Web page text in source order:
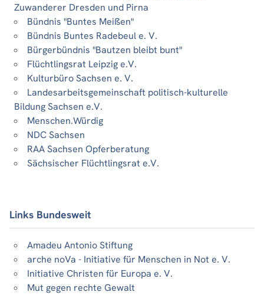
Zuwanderer Dresden und Pirna
Bündnis "Buntes Meißen"
Bündnis Buntes Radebeul e. V.
Bürgerbündnis "Bautzen bleibt bunt"
Flüchtlingsrat Leipzig e.V.
Kulturbüro Sachsen e. V.
Landesarbeitsgemeinschaft politisch-kulturelle
Bildung Sachsen e.V.
Menschen.Würdig
NDC Sachsen
RAA Sachsen Opferberatung
Sächsischer Flüchtlingsrat e.V.
Links Bundesweit
Amadeu Antonio Stiftung
arche noVa - Initiative für Menschen in Not e. V.
Initiative Christen für Europa e. V.
Mut gegen rechte Gewalt